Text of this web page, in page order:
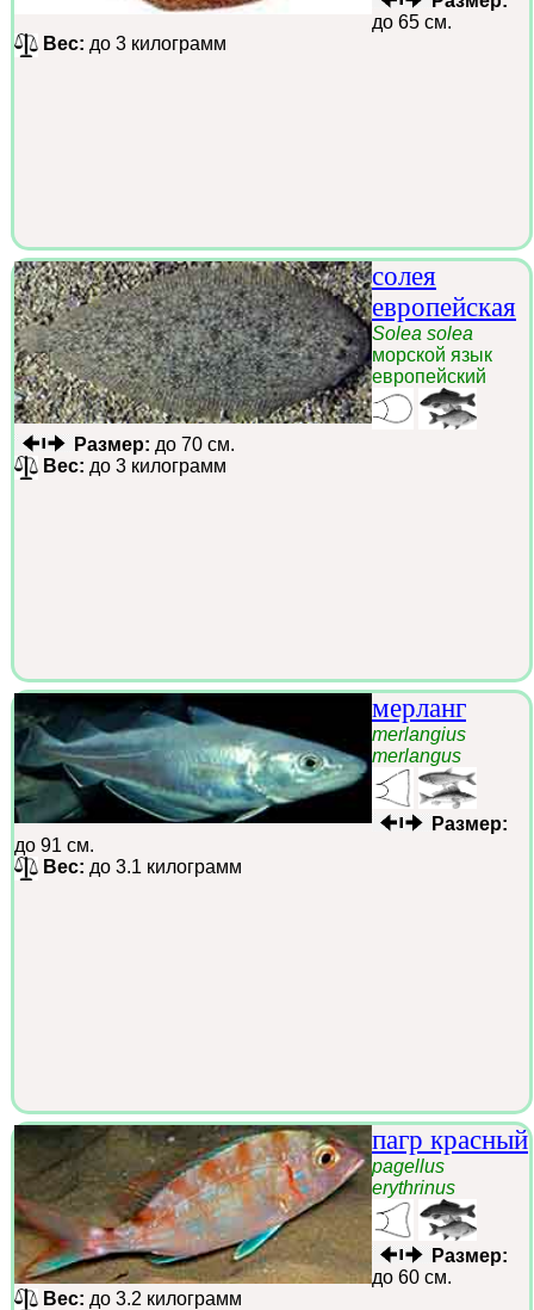
до 65 см.
Вес: до 3 килограмм
солея
европейская
Solea solea
морской язык
европейский
Размер: до 70 см.
Вес: до 3 килограмм
мерланг
merlangius
merlangus
Размер:
до 91 см.
Вес: до 3.1 килограмм
пагр красный
pagellus
erythrinus
Размер:
до 60 см.
Вес: до 3.2 килограмм